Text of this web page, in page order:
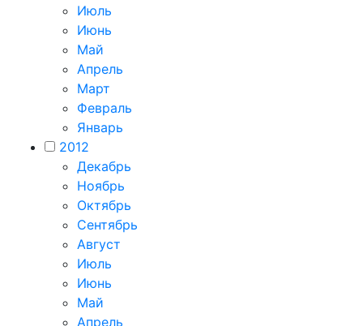
Июль
Июнь
Май
Апрель
Март
Февраль
Январь
2012
Декабрь
Ноябрь
Октябрь
Сентябрь
Август
Июль
Июнь
Май
Апрель